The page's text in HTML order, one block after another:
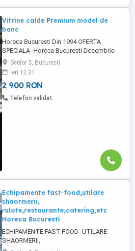
Vitrine calde Premium model de
banc
Horeca Bucuresti Din 1994 OFERTA
SPECIALA -Horeca Bucuresti Decembrie
2024 * in limita stocului disponibil Contact
Vanzare Ofertare : Fix : * Echipamente
profesionale pentru pentru fast-food,
shaormerii, rulote, restaurant Horeca
Bucuresti are ca scop si domeniu de
Sector 5, Bucuresti
ieri 12:31
2 900 RON
Telefon validat
Echipamente fast-food,utilare
shaormerii,
rulote,restaurante,catering,etc
Horeca Bucuresti
ECHIPAMENTE FAST FOOD- UTILARE
SHAORMERII,
RULOTE,RESTAURANTE,CATERING ETC